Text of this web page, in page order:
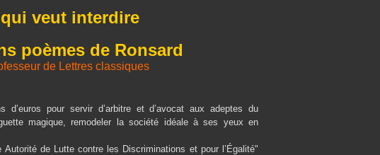
veut interdire
poèmes de Ronsard
de Lettres classiques
pour servir d’arbitre et d’avocat aux adeptes du
magique, remodeler la société idéale à ses yeux en
de Lutte contre les Discriminations et pour l’Égalité"